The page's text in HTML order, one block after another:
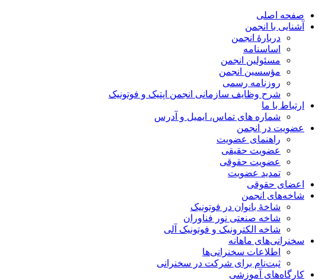
صفحه اصلی
آشنایی با انجمن
دربارۀ انجمن
اساسنامه
مسئولین انجمن
مؤسسین انجمن
روزنامه رسمی
شرح وظایف سازمانی انجمن اپتیک و فوتونیک
ارتباط با ما
شماره های تماس، ایمیل و آدرس
عضویت در انجمن
راهنمای عضویت
عضویت حقیقی
عضویت حقوقی
تمدید عضویت
اعضای حقوقی
شاخه‌های انجمن
شاخۀ بانوان در فوتونیک
شاخه صنعتی نور فناوران
شاخه‌ الکترونیک و فوتونیک آلی
سخنرانی‌های ماهانه
اطلاعات سخنرانی‌‌ها
ثبت‌نام برای شرکت در سخنرانی
کارگاه‌های آموزشی